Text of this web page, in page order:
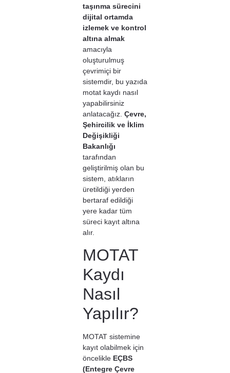
taşınma sürecini
dijital ortamda
izlemek ve kontrol
altına almak
amacıyla
oluşturulmuş
çevrimiçi bir
sistemdir, bu yazıda
motat kaydı nasıl
yapabilirsiniz
anlatacağız. Çevre,
Şehircilik ve İklim
Değişikliği
Bakanlığı
tarafından
geliştirilmiş olan bu
sistem, atıkların
üretildiği yerden
bertaraf edildiği
yere kadar tüm
süreci kayıt altına
alır.
MOTAT
Kaydı
Nasıl
Yapılır?
MOTAT sistemine
kayıt olabilmek için
öncelikle EÇBS
(Entegre Çevre